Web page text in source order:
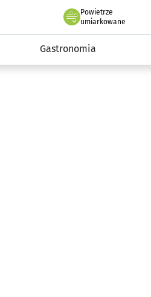
Powietrze
we Wrocławiu
umiarkowane
Gastronomia